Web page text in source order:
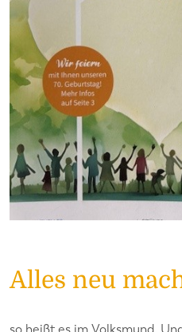
Alles neu
so heißt es im Volksmund.